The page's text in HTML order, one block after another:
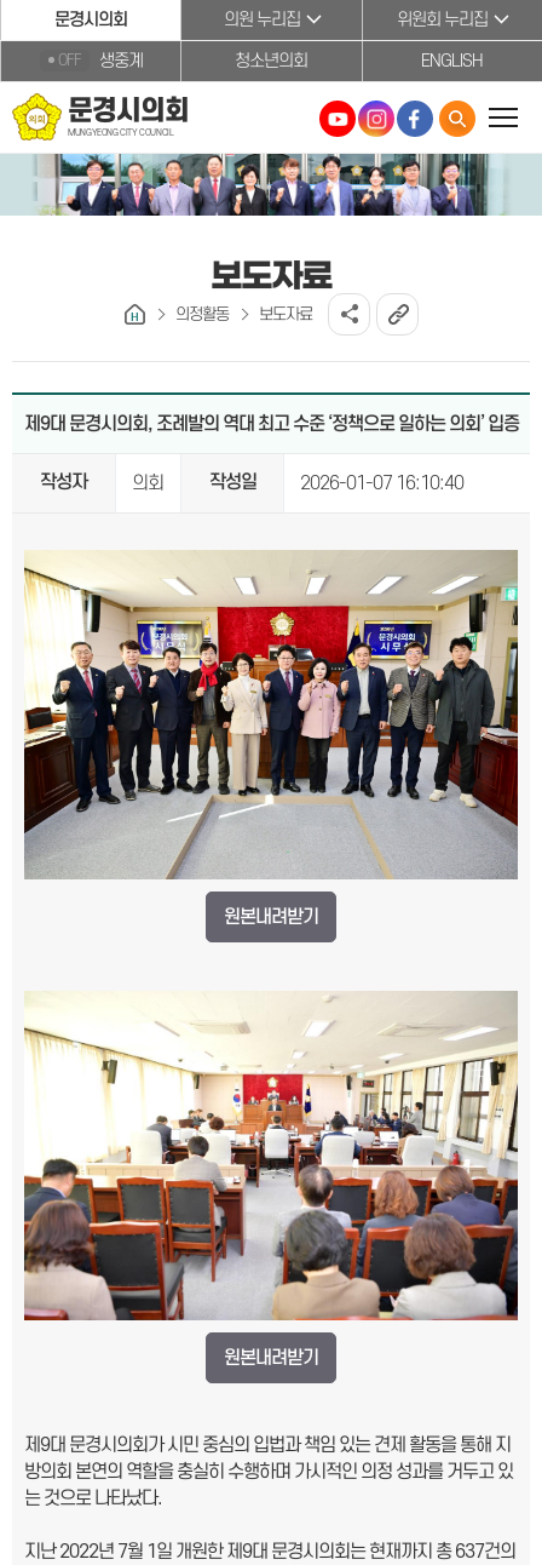
본문바로가기문경시의회 의원 누리집 위원회 누리집
OFF 생중계 청소년의회 ENGLISH
문경시의회
MUNGYEONG CITY COUNCIL
보도자료
의정활동 보도자료
제9대 문경시의회, 조례발의 역대 최고 수준 ‘정책으로 일하는 의회’ 입증
작성자 의회 작성일 2026-01-07 16:10:40
원본내려받기
원본내려받기
제9대 문경시의회가 시민 중심의 입법과 책임 있는 견제 활동을 통해 지
방의회 본연의 역할을 충실히 수행하며 가시적인 의정 성과를 거두고 있
는 것으로 나타났다.
지난 2022년 7월 1일 개원한 제9대 문경시의회는 현재까지 총 637건의